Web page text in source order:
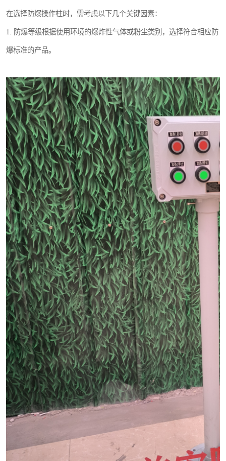
在选择防爆操作柱时，需考虑以下几个关键因素：
1. 防爆等级根据使用环境的爆炸性气体或粉尘类别，选择符合相应防
爆标准的产品。